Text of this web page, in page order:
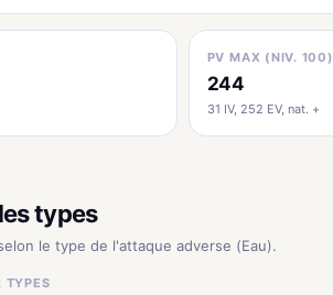
PV MAX (NIV. 100)
244
31 IV, 252 EV, nat. +
types
le type de l'attaque adverse (Eau).